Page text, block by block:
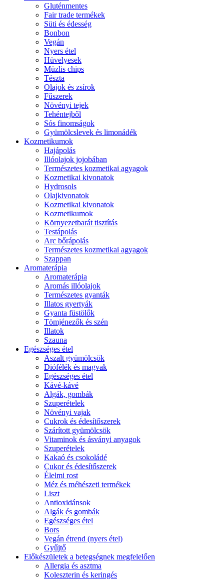
Gluténmentes
Fair trade termékek
Süti és édesség
Bonbon
Vegán
Nyers étel
Hüvelyesek
Müzlis chips
Tészta
Olajok és zsírok
Fűszerek
Növényi tejek
Tehéntejből
Sós finomságok
Gyümölcslevek és limonádék
Kozmetikumok
Hajápolás
Illóolajok jojobában
Természetes kozmetikai agyagok
Kozmetikai kivonatok
Hydrosols
Olajkivonatok
Kozmetikai kivonatok
Kozmetikumok
Környezetbarát tisztítás
Testápolás
Arc bőrápolás
Természetes kozmetikai agyagok
Szappan
Aromaterápia
Aromaterápia
Aromás illóolajok
Természetes gyanták
Illatos gyertyák
Gyanta füstölők
Tömjénezők és szén
Illatok
Szauna
Egészséges étel
Aszalt gyümölcsök
Diófélék és magvak
Egészséges étel
Kávé-kávé
Algák, gombák
Szuperételek
Növényi vajak
Cukrok és édesítőszerek
Szárított gyümölcsök
Vitaminok és ásványi anyagok
Szuperételek
Kakaó és csokoládé
Cukor és édesítőszerek
Élelmi rost
Méz és méhészeti termékek
Liszt
Antioxidánsok
Algák és gombák
Egészséges étel
Bors
Vegán étrend (nyers étel)
Gyűjtő
Előkészületek a betegségnek megfelelően
Allergia és asztma
Koleszterin és keringés